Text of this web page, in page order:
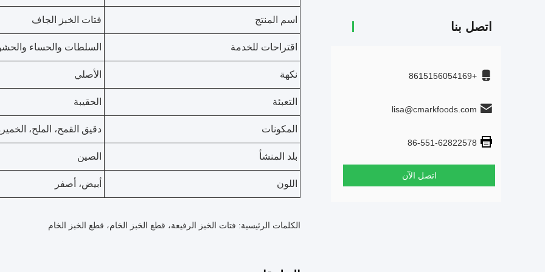
اتصل بنا
+8615156054169
lisa@cmarkfoods.com
86-551-62822578
اتصل الآن
اسم المنتج فتات الخبز الجاف
اقتراحات للخدمة السلطات والحساء
نكهة الأصلي
التعبئة الحقيبة
المكونات دقيق القمح، الملح،
بلد المنشأ الصين
اللون أبيض، أصفر
الكلمات الرئيسية: فتات الخبز الرفيعة، قطع الخبز الخام، قطع الخبز الخام